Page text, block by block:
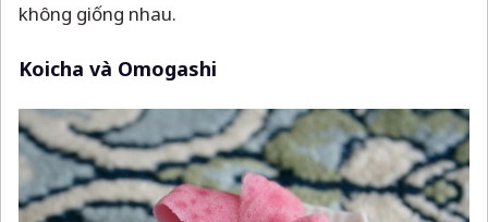
không giống nhau.
Koicha và Omogashi